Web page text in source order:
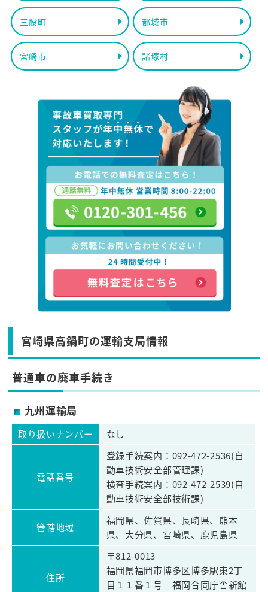
三股町 都城市
宮崎市 諸塚村
宮崎県高鍋町の運輸支局情報
普通車の廃車手続き
九州運輸局
取り扱いナンバー なし
電話番号
登録手続案内：092-472-2536(自
動車技術安全部管理課)
検査手続案内：092-472-2539(自
動車技術安全部技術課)
管轄地域
福岡県、佐賀県、長崎県、熊本
県、大分県、宮崎県、鹿児島県
住所
〒812-0013
福岡県福岡市博多区博多駅東2丁
目１１番１号 福岡合同庁舎新館